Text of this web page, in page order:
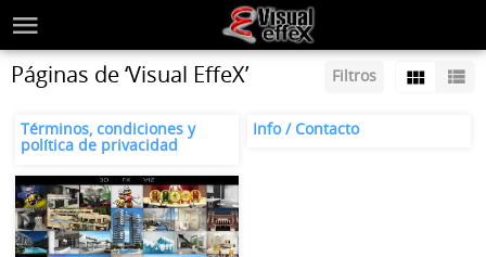
Filtros
Páginas de ‘Visual EffeX’
Términos, condiciones y
política de privacidad
Info / Contacto